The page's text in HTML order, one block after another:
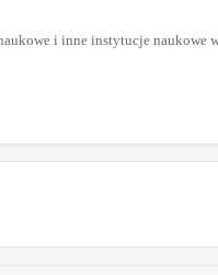
i inne instytucje naukowe